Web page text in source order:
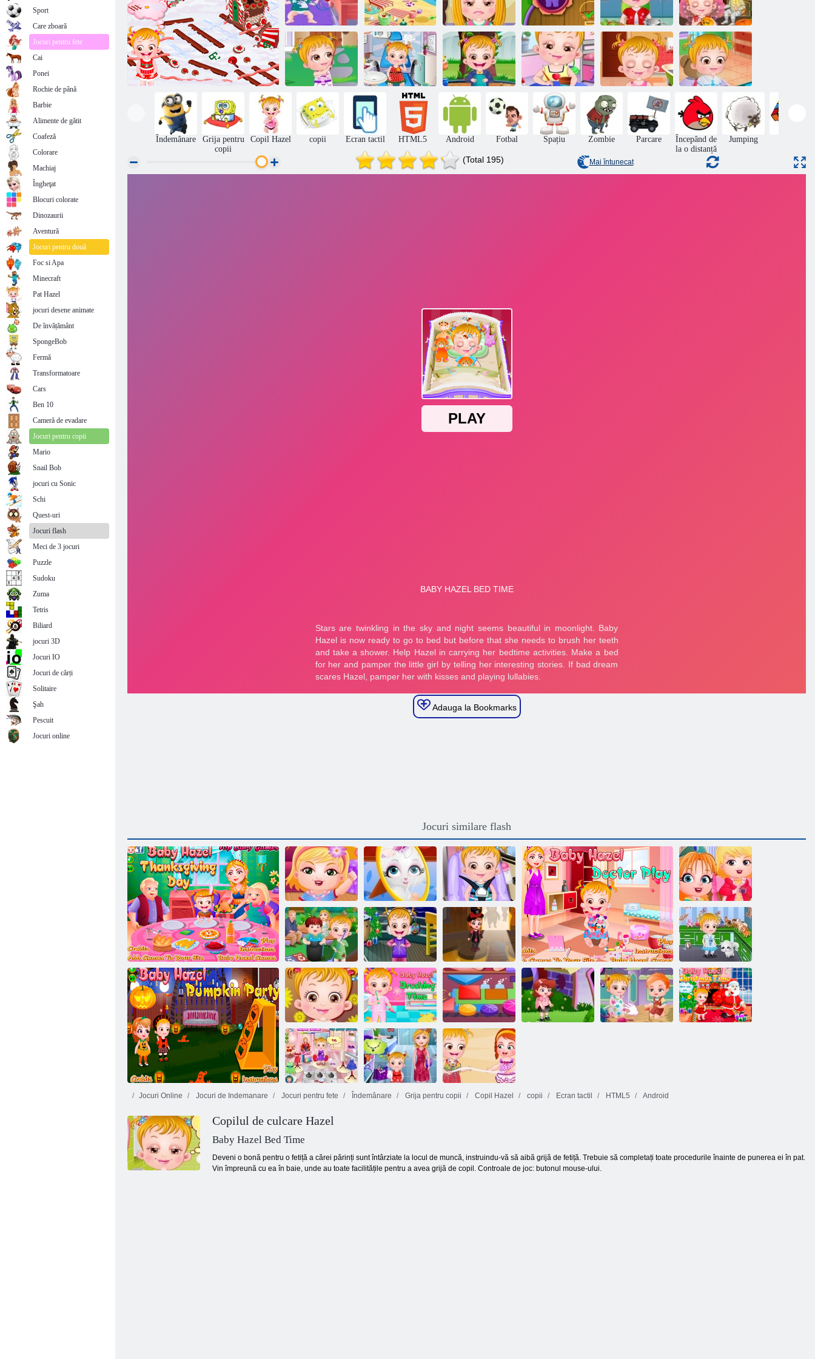
Hazel copil
Goes Sick
Hazel copil la
plaja
Copilul Hazel
Ingrijirea parului
Copilul timp
grădinărit căprui
Copil Hazel
Care stomac
Copilul Hazel
Halloween Party
Copil Hazel
Backyard Party
Copil Hazel
Dental
Copil Hazel
Igiena Ingrijire
Copil Hazel
Meșteșug Timp
Copil Hazel
Probleme de
piele
Copii Hazel
Learn Vehicule
Îndemânare
Grija pentru
copii
Copil Hazel copii Ecran tactil HTML5 Android Fotbal Spațiu Zombie Parcare
Începând de
la o distanță
Jumping
(Total 195) Mai întunecat
Adauga la Bookmarks
Jocuri similare flash
Copil Hazel Ziua Recunoștinței
Copil Hazel timp
pozne
Copil Hazel -
pisica obraznic
Copil Hazel
Playdate
Copil Hazel Tea
Party
Copii Hazel Ziua
Pământului
Pat Hazel Anul
Nou Bash
Pat Hazel
Castelul
Halloween
Pat Hazel:
Descoperă
animalele
Copii Fun Ora
Copilul Hazel
Timp Periajul
Hazel copil
Invata Forme
Copil Hazel
floare fata
Jocuri Online Jocuri de Indemanare Jocuri pentru fete Îndemânare Grija pentru copii Copil Hazel copii Ecran tactil HTML5 Android
Copilul de culcare Hazel
Baby Hazel Bed Time
Deveni o bonă pentru o fetiță a cărei părinți sunt întârziate la locul de muncă, instruindu-vă să aibă grijă de fetiță. Trebuie să completați toate procedurile înainte de punerea ei în pat.
Vin împreună cu ea în baie, unde au toate facilitățile pentru a avea grijă de copil. Controale de joc: butonul mouse-ului.
Sport
Care zboară
Jocuri pentru fete
Cai
Ponei
Rochie de până
Barbie
Alimente de gătit
Coafeză
Colorare
Machiaj
Îngheţat
Blocuri colorate
Dinozaurii
Aventură
Jocuri pentru două
Foc si Apa
Minecraft
Pat Hazel
jocuri desene animate
De învățământ
SpongeBob
Fermă
Transformatoare
Cars
Ben 10
Cameră de evadare
Jocuri pentru copii
Mario
Snail Bob
jocuri cu Sonic
Schi
Quest-uri
Jocuri flash
Meci de 3 jocuri
Puzzle
Sudoku
Zuma
Tetris
Biliard
jocuri 3D
Jocuri IO
Jocuri de cărți
Solitaire
Şah
Pescuit
Jocuri online